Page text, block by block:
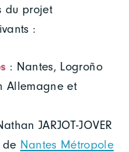
du projet
:
: Nantes, Logroño
Allemagne et
JARJOT-JOVER
de Nantes Métropole